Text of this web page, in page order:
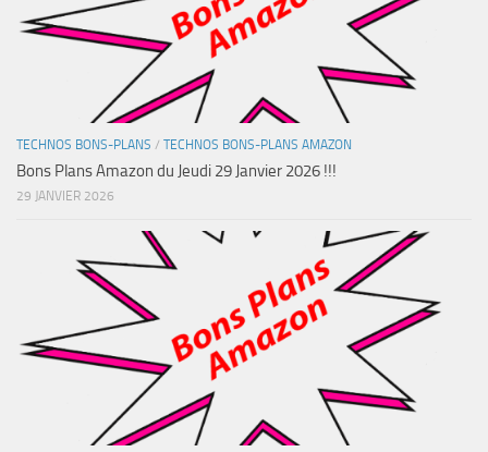
TECHNOS BONS-PLANS / TECHNOS BONS-PLANS AMAZON
Bons Plans Amazon du Jeudi 29 Janvier 2026 !!!
29 JANVIER 2026